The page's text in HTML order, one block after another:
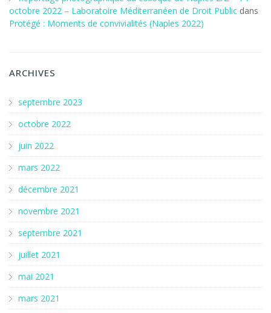
octobre 2022 – Laboratoire Méditerranéen de Droit Public dans
Protégé : Moments de convivialités (Naples 2022)
ARCHIVES
septembre 2023
octobre 2022
juin 2022
mars 2022
décembre 2021
novembre 2021
septembre 2021
juillet 2021
mai 2021
mars 2021